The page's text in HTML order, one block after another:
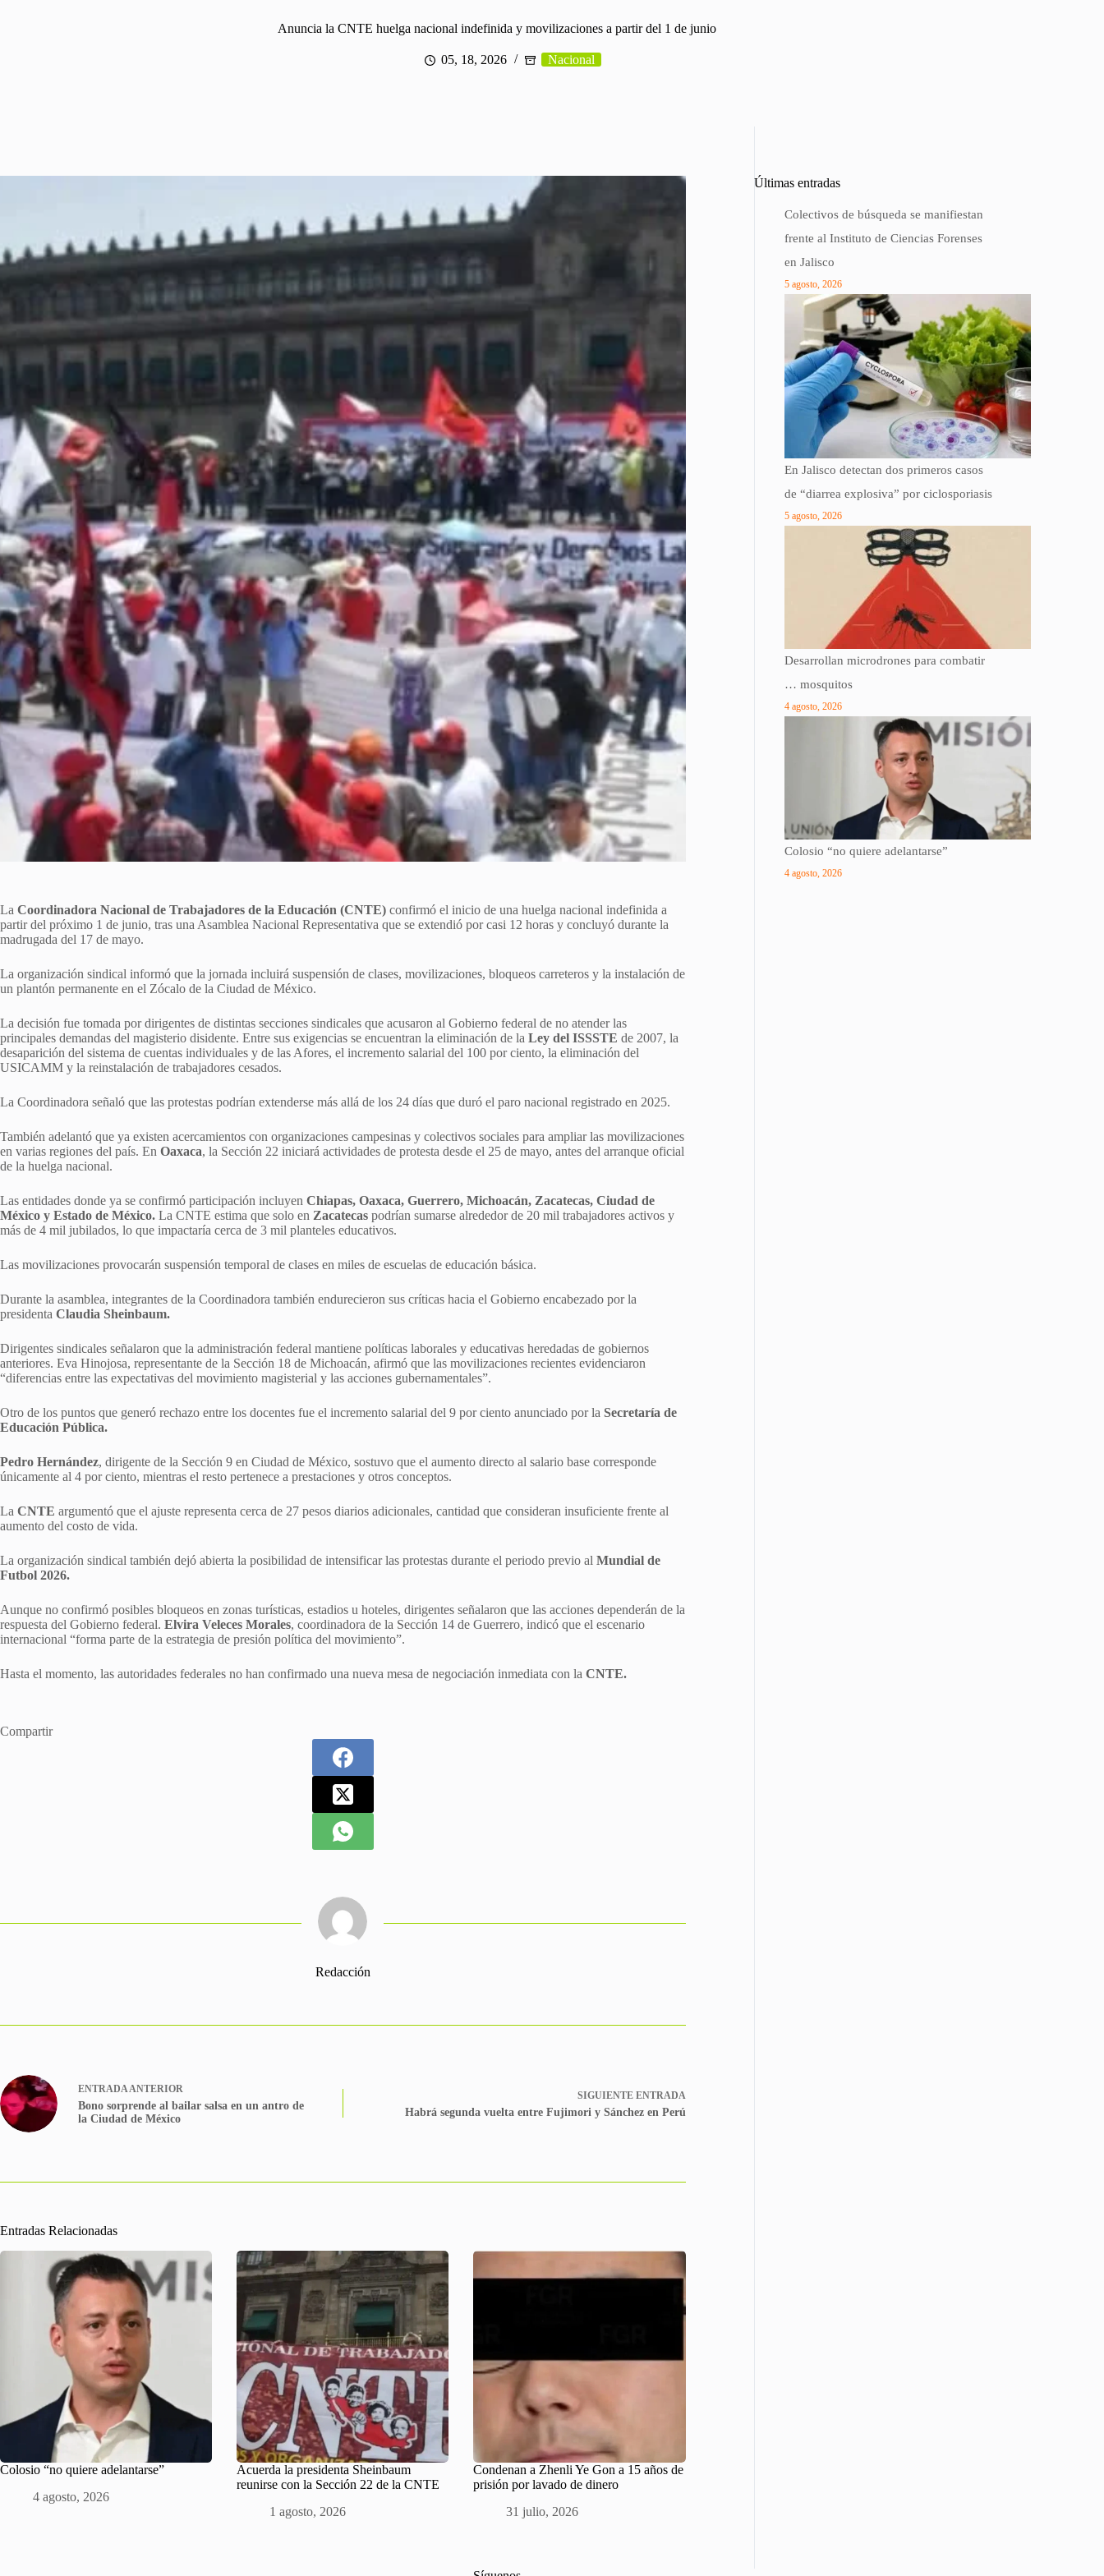
Anuncia la CNTE huelga nacional indefinida y movilizaciones a partir del 1 de junio
05, 18, 2026 Nacional
La Coordinadora Nacional de Trabajadores de la Educación (CNTE) confirmó el inicio de una huelga nacional indefinida a
partir del próximo 1 de junio, tras una Asamblea Nacional Representativa que se extendió por casi 12 horas y concluyó durante la
madrugada del 17 de mayo.
La organización sindical informó que la jornada incluirá suspensión de clases, movilizaciones, bloqueos carreteros y la instalación de
un plantón permanente en el Zócalo de la Ciudad de México.
La decisión fue tomada por dirigentes de distintas secciones sindicales que acusaron al Gobierno federal de no atender las
principales demandas del magisterio disidente. Entre sus exigencias se encuentran la eliminación de la Ley del ISSSTE de 2007, la
desaparición del sistema de cuentas individuales y de las Afores, el incremento salarial del 100 por ciento, la eliminación del
USICAMM y la reinstalación de trabajadores cesados.
La Coordinadora señaló que las protestas podrían extenderse más allá de los 24 días que duró el paro nacional registrado en 2025.
También adelantó que ya existen acercamientos con organizaciones campesinas y colectivos sociales para ampliar las movilizaciones
en varias regiones del país. En Oaxaca, la Sección 22 iniciará actividades de protesta desde el 25 de mayo, antes del arranque oficial
de la huelga nacional.
Las entidades donde ya se confirmó participación incluyen Chiapas, Oaxaca, Guerrero, Michoacán, Zacatecas, Ciudad de
México y Estado de México. La CNTE estima que solo en Zacatecas podrían sumarse alrededor de 20 mil trabajadores activos y
más de 4 mil jubilados, lo que impactaría cerca de 3 mil planteles educativos.
Las movilizaciones provocarán suspensión temporal de clases en miles de escuelas de educación básica.
Durante la asamblea, integrantes de la Coordinadora también endurecieron sus críticas hacia el Gobierno encabezado por la
presidenta Claudia Sheinbaum.
Dirigentes sindicales señalaron que la administración federal mantiene políticas laborales y educativas heredadas de gobiernos
anteriores. Eva Hinojosa, representante de la Sección 18 de Michoacán, afirmó que las movilizaciones recientes evidenciaron
“diferencias entre las expectativas del movimiento magisterial y las acciones gubernamentales”.
Otro de los puntos que generó rechazo entre los docentes fue el incremento salarial del 9 por ciento anunciado por la Secretaría de
Educación Pública.
Pedro Hernández, dirigente de la Sección 9 en Ciudad de México, sostuvo que el aumento directo al salario base corresponde
únicamente al 4 por ciento, mientras el resto pertenece a prestaciones y otros conceptos.
La CNTE argumentó que el ajuste representa cerca de 27 pesos diarios adicionales, cantidad que consideran insuficiente frente al
aumento del costo de vida.
La organización sindical también dejó abierta la posibilidad de intensificar las protestas durante el periodo previo al Mundial de
Futbol 2026.
Aunque no confirmó posibles bloqueos en zonas turísticas, estadios u hoteles, dirigentes señalaron que las acciones dependerán de la
respuesta del Gobierno federal. Elvira Veleces Morales, coordinadora de la Sección 14 de Guerrero, indicó que el escenario
internacional “forma parte de la estrategia de presión política del movimiento”.
Hasta el momento, las autoridades federales no han confirmado una nueva mesa de negociación inmediata con la CNTE.
Compartir
Redacción
ENTRADAANTERIOR
Bono sorprende al bailar salsa en un antro de
la Ciudad de México
SIGUIENTE ENTRADA
Habrá segunda vuelta entre Fujimori y Sánchez en Perú
Entradas Relacionadas
Colosio “no quiere adelantarse”
4 agosto, 2026
Acuerda la presidenta Sheinbaum
reunirse con la Sección 22 de la CNTE
1 agosto, 2026
Condenan a Zhenli Ye Gon a 15 años de
prisión por lavado de dinero
31 julio, 2026
Últimas entradas
Colectivos de búsqueda se manifiestan
frente al Instituto de Ciencias Forenses
en Jalisco
5 agosto, 2026
En Jalisco detectan dos primeros casos
de “diarrea explosiva” por ciclosporiasis
5 agosto, 2026
Desarrollan microdrones para combatir
… mosquitos
4 agosto, 2026
Colosio “no quiere adelantarse”
4 agosto, 2026